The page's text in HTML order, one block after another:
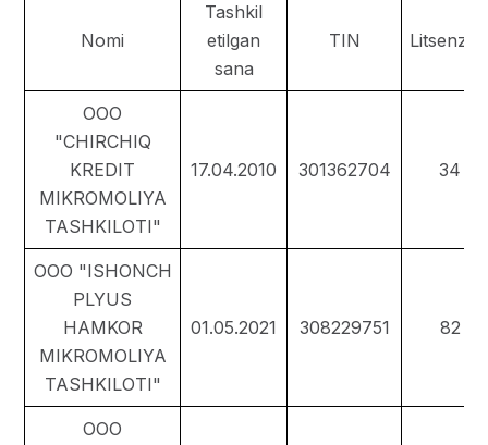
Nomi
Tashkil
etilgan
sana
TIN
ООО
"CHIRCHIQ
KREDIT
MIKROMOLIYA
TASHKILOTI"
17.04.2010 301362704 34
ООО "ISHONCH
PLYUS
HAMKOR
MIKROMOLIYA
TASHKILOTI"
01.05.2021 308229751 82
ООО